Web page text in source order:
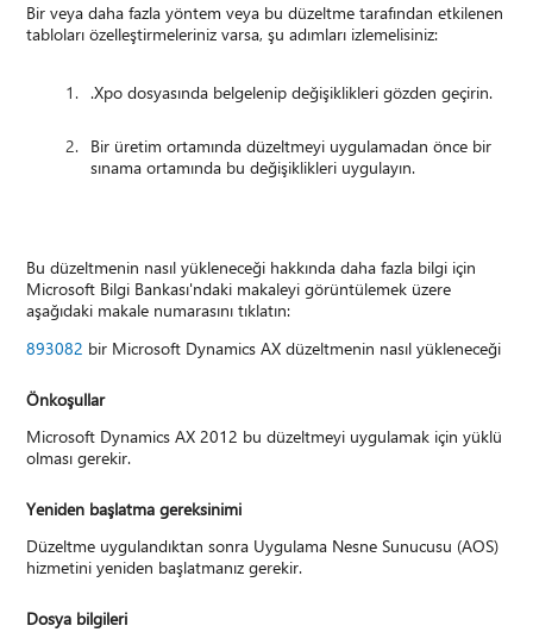
Bir veya daha fazla yöntem veya bu düzeltme tarafından etkilenen
tabloları özelleştirmeleriniz varsa, şu adımları izlemelisiniz:
.Xpo dosyasında belgelenip değişiklikleri gözden geçirin.
Bir üretim ortamında düzeltmeyi uygulamadan önce bir
sınama ortamında bu değişiklikleri uygulayın.
Bu düzeltmenin nasıl yükleneceği hakkında daha fazla bilgi için
Microsoft Bilgi Bankası'ndaki makaleyi görüntülemek üzere
aşağıdaki makale numarasını tıklatın:
893082 bir Microsoft Dynamics AX düzeltmenin nasıl yükleneceği
Önkoşullar
Microsoft Dynamics AX 2012 bu düzeltmeyi uygulamak için yüklü
olması gerekir.
Yeniden başlatma gereksinimi
Düzeltme uygulandıktan sonra Uygulama Nesne Sunucusu (AOS)
hizmetini yeniden başlatmanız gerekir.
Dosya bilgileri